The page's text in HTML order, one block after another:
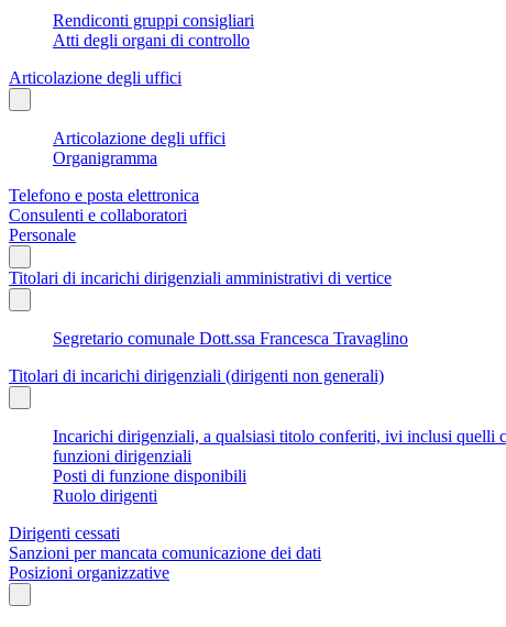
Rendiconti gruppi consigliari
Atti degli organi di controllo
Articolazione degli uffici
Articolazione degli uffici
Organigramma
Telefono e posta elettronica
Consulenti e collaboratori
Personale
Titolari di incarichi dirigenziali amministrativi di vertice
Segretario comunale Dott.ssa Francesca Travaglino
Titolari di incarichi dirigenziali (dirigenti non generali)
Incarichi dirigenziali, a qualsiasi titolo conferiti, ivi inclusi quelli
funzioni dirigenziali
Posti di funzione disponibili
Ruolo dirigenti
Dirigenti cessati
Sanzioni per mancata comunicazione dei dati
Posizioni organizzative